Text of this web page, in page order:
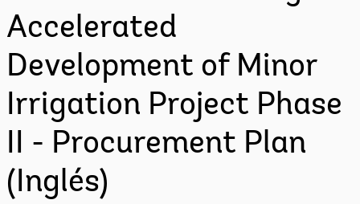
Accelerated
Development of Minor
Irrigation Project Phase
II - Procurement Plan
(Inglés)